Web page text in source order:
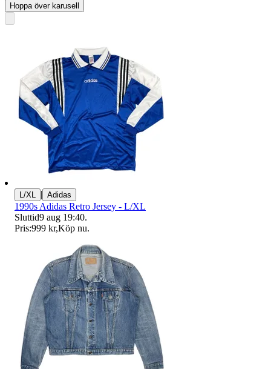
Hoppa över karusell
L/XL | Adidas
1990s Adidas Retro Jersey - L/XL
Sluttid9 aug 19:40.
Pris:999 kr,Köp nu.